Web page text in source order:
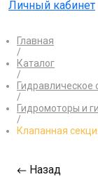
Личный кабинет
Главная
/
Каталог
/
Гидравлическое
/
Гидромоторы и
/
Клапанная
Назад